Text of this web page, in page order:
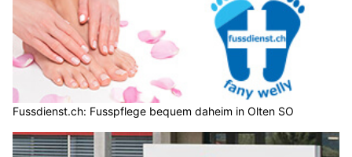
Fussdienst.ch: Fusspflege bequem daheim in Olten SO